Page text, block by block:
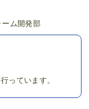
ム開発部
っています。